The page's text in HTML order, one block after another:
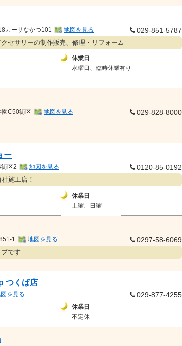
カーサなかつ101 地図を見る 029-851-5787
セサリーの制作販売、修理・リフォーム
休業日
水曜日、臨時休業有り
園C50街区 地図を見る 029-828-8000
ー
区2 地図を見る 0120-85-0192
施工店！
休業日
土曜、日曜
1 地図を見る 0297-58-6069
です
つくば店
を見る 029-877-4255
休業日
不定休